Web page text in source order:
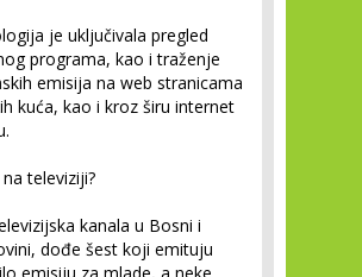
je uključivala pregled
programa, kao i traženje
emisija na web stranicama
kuća, kao i kroz širu internet
televiziji?
kanala u Bosni i
dođe šest koji emituju